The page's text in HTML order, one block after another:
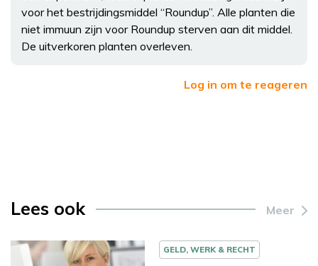
voor het bestrijdingsmiddel “Roundup”. Alle planten die
niet immuun zijn voor Roundup sterven aan dit middel.
De uitverkoren planten overleven.
Log in om te reageren
Lees ook Meer
GELD, WERK & RECHT